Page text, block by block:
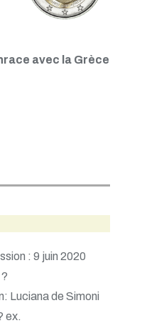
avec la Grèce
: 9 juin 2020
Luciana de Simoni
ex.